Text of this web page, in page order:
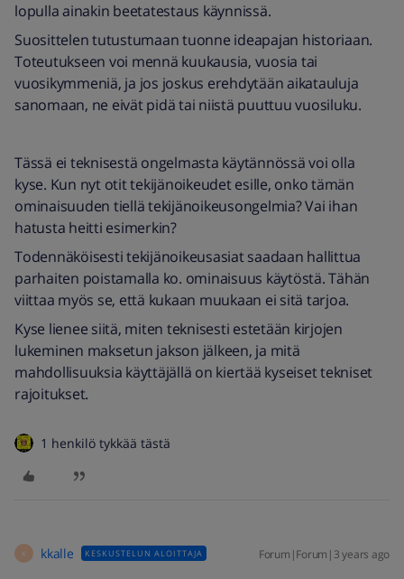
lopulla ainakin beetatestaus käynnissä.
Suosittelen tutustumaan tuonne ideapajan historiaan.
Toteutukseen voi mennä kuukausia, vuosia tai
vuosikymmeniä, ja jos joskus erehdytään aikatauluja
sanomaan, ne eivät pidä tai niistä puuttuu vuosiluku.
Tässä ei teknisestä ongelmasta käytännössä voi olla
kyse. Kun nyt otit tekijänoikeudet esille, onko tämän
ominaisuuden tiellä tekijänoikeusongelmia? Vai ihan
hatusta heitti esimerkin?
Todennäköisesti tekijänoikeusasiat saadaan hallittua
parhaiten poistamalla ko. ominaisuus käytöstä. Tähän
viittaa myös se, että kukaan muukaan ei sitä tarjoa.
Kyse lienee siitä, miten teknisesti estetään kirjojen
lukeminen maksetun jakson jälkeen, ja mitä
mahdollisuuksia käyttäjällä on kiertää kyseiset tekniset
rajoitukset.
1 henkilö tykkää tästä
K kkalle KESKUSTELUN ALOITTAJA Forum|Forum|3 years ago